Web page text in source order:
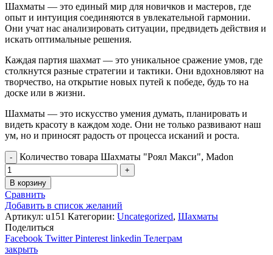
Шахматы — это единый мир для новичков и мастеров, где
опыт и интуиция соединяются в увлекательной гармонии.
Они учат нас анализировать ситуации, предвидеть действия и
искать оптимальные решения.
Каждая партия шахмат — это уникальное сражение умов, где
столкнутся разные стратегии и тактики. Они вдохновляют на
творчество, на открытие новых путей к победе, будь то на
доске или в жизни.
Шахматы — это искусство умения думать, планировать и
видеть красоту в каждом ходе. Они не только развивают наш
ум, но и приносят радость от процесса исканий и роста.
Количество товара Шахматы "Роял Макси", Madon
В корзину
Сравнить
Добавить в список желаний
Артикул: u151 Категории: Uncategorized, Шахматы
Поделиться
Facebook Twitter Pinterest linkedin Телеграм
закрыть